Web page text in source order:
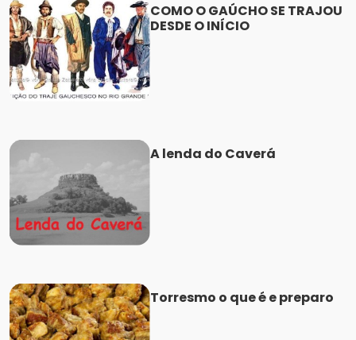
COMO O GAÚCHO SE TRAJOU
DESDE O INÍCIO
A lenda do Caverá
Torresmo o que é e preparo